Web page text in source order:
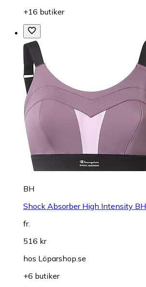
+16 butiker
BH
Shock Absorber High Intensity BH
fr.
516 kr
hos Löparshop.se
+6 butiker